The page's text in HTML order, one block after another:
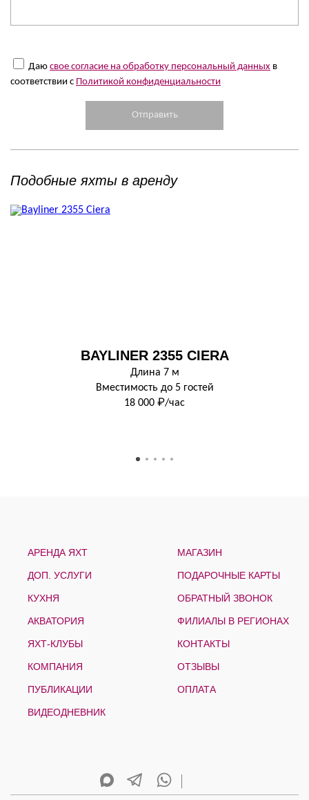
Даю свое согласие на обработку персональный данных в
соответствии с Политикой конфиденциальности
Подобные яхты в аренду
BAYLINER 2355 CIERA
Длина 7 м
Вместимость до 5 гостей
18 000 ₽/час
АРЕНДА ЯХТ
ДОП. УСЛУГИ
КУХНЯ
АКВАТОРИЯ
ЯХТ-КЛУБЫ
КОМПАНИЯ
ПУБЛИКАЦИИ
ВИДЕОДНЕВНИК
МАГАЗИН
ПОДАРОЧНЫЕ КАРТЫ
ОБРАТНЫЙ ЗВОНОК
ФИЛИАЛЫ В РЕГИОНАХ
КОНТАКТЫ
ОТЗЫВЫ
ОПЛАТА